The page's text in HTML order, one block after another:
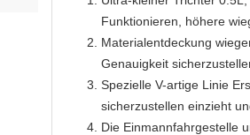
Funktionieren, höhere
Materialentdeckung
Genauigkeit
Spezielle V-artige Linie
sicherzustellen einzieht
Die Einmannfahrgestelle